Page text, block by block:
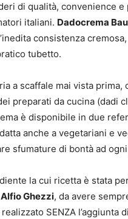
di qualità, convenience e
italiani. Dadocrema
consistenza cremosa,
tubetto.
a scaffale mai vista prima,
preparati da cucina (dadi
è disponibile in due
anche a vegetariani e
sfumature di bontà ad
la cui ricetta è stata
Alfio Ghezzi, da avere
SENZA l’aggiunta